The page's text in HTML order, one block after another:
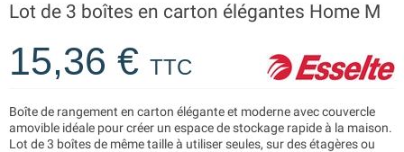
Lot de 3 boîtes en carton élégantes Home M
15,36 € TTC
Boîte de rangement en carton élégante et moderne avec couvercle
amovible idéale pour créer un espace de stockage rapide à la maison.
Lot de 3 boîtes de même taille à utiliser seules, sur des étagères ou